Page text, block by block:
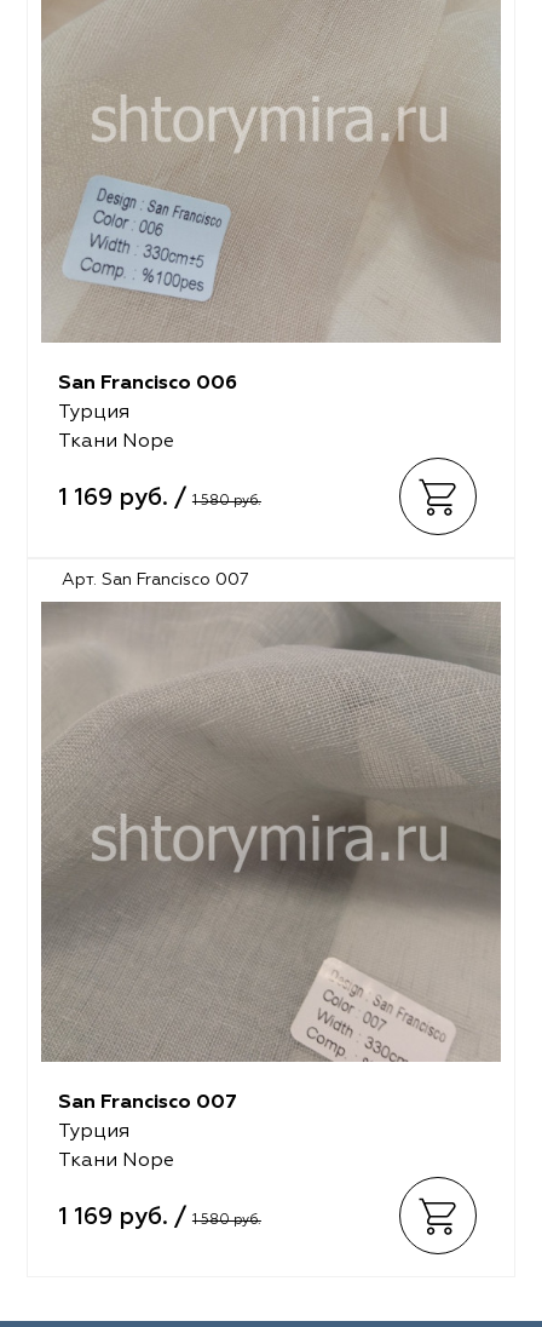
San Francisco 006
Турция
Ткани Nope
1 169 руб. / 1 580 руб.
Арт. San Francisco 007
San Francisco 007
Турция
Ткани Nope
1 169 руб. / 1 580 руб.